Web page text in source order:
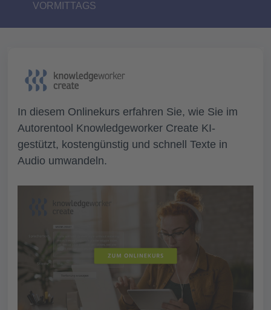
VORMITTAGS
In diesem Onlinekurs erfahren Sie, wie Sie im
Autorentool Knowledgeworker Create KI-
gestützt, kostengünstig und schnell Texte in
Audio umwandeln.